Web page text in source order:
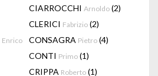
CIARROCCHI Arnoldo (2)
CLERICI Fabrizio (2)
Enrico CONSAGRA Pietro (4)
CONTI Primo (1)
CRIPPA Roberto (1)